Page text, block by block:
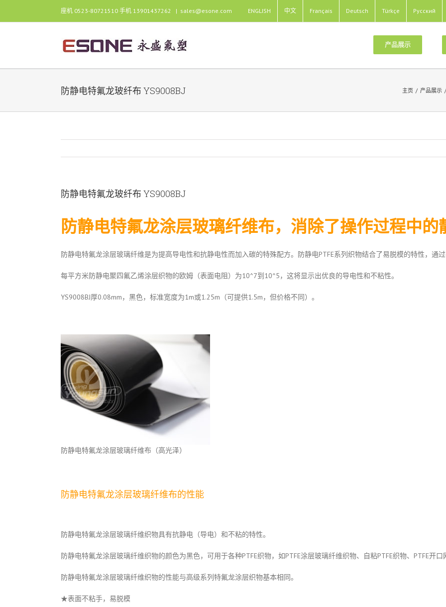
座机 0523-80721510 手机 13901437262 | sales@esone.com ENGLISH 中文 Français Deutsch Türkçe Pусский
产品展示
防静电特氟龙玻纤布 YS9008BJ 主页 / 产品展示 /
防静电特氟龙玻纤布 YS9008BJ
防静电特氟龙涂层玻璃纤维布，消除了操作过程中的
防静电特氟龙涂层玻璃纤维是为提高导电性和抗静电性而加入碳的特殊配方。防静电PTFE系列织物结合了易脱模的特性，通过
每平方米防静电聚四氟乙烯涂层织物的欧姆（表面电阻）为10^7到10^5，这将显示出优良的导电性和不粘性。
YS9008BJ厚0.08mm，黑色，标准宽度为1m或1.25m（可提供1.5m，但价格不同）。
防静电特氟龙涂层玻璃纤维布（高光泽）
防静电特氟龙涂层玻璃纤维布的性能
防静电特氟龙涂层玻璃纤维织物具有抗静电（导电）和不粘的特性。
防静电特氟龙涂层玻璃纤维织物的颜色为黑色，可用于各种PTFE织物，如PTFE涂层玻璃纤维织物、自粘PTFE织物、PTFE开口
防静电特氟龙涂层玻璃纤维织物的性能与高级系列特氟龙涂层织物基本相同。
★表面不粘手，易脱模